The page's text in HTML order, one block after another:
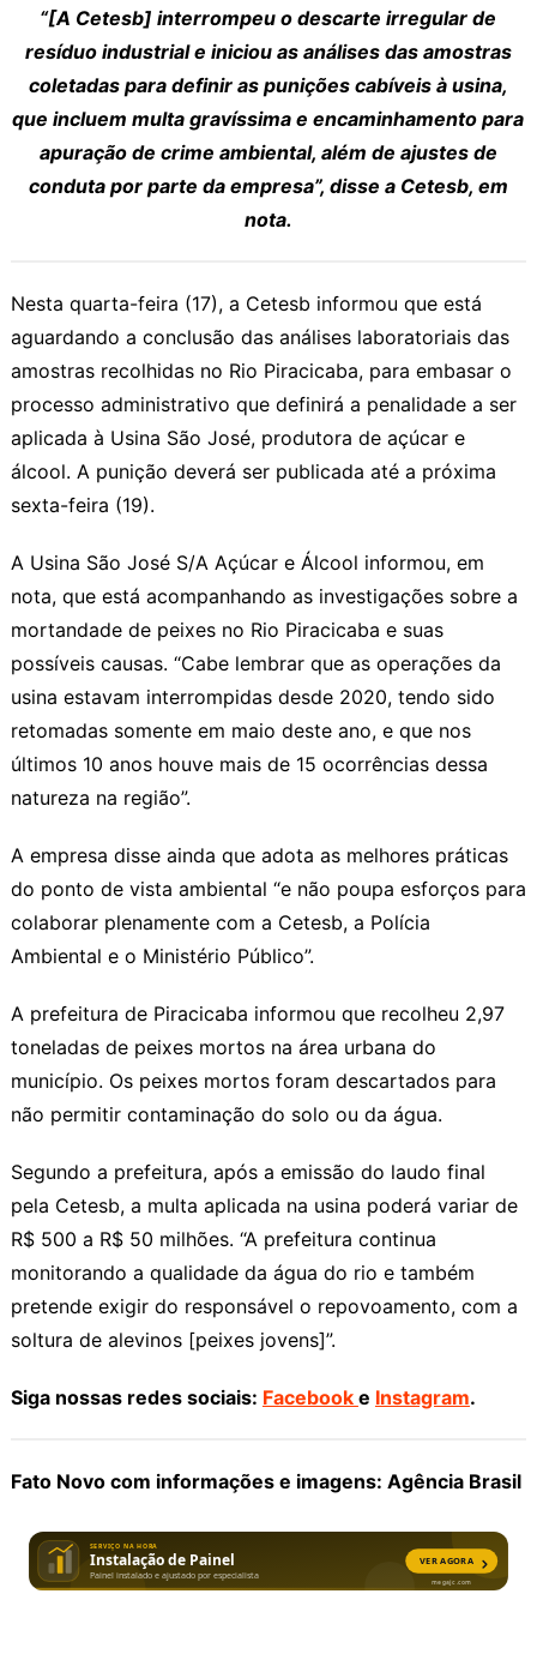
“[A Cetesb] interrompeu o descarte irregular de
resíduo industrial e iniciou as análises das amostras
coletadas para definir as punições cabíveis à usina,
que incluem multa gravíssima e encaminhamento para
apuração de crime ambiental, além de ajustes de
conduta por parte da empresa”, disse a Cetesb, em
nota.
Nesta quarta-feira (17), a Cetesb informou que está
aguardando a conclusão das análises laboratoriais das
amostras recolhidas no Rio Piracicaba, para embasar o
processo administrativo que definirá a penalidade a ser
aplicada à Usina São José, produtora de açúcar e
álcool. A punição deverá ser publicada até a próxima
sexta-feira (19).
A Usina São José S/A Açúcar e Álcool informou, em
nota, que está acompanhando as investigações sobre a
mortandade de peixes no Rio Piracicaba e suas
possíveis causas. “Cabe lembrar que as operações da
usina estavam interrompidas desde 2020, tendo sido
retomadas somente em maio deste ano, e que nos
últimos 10 anos houve mais de 15 ocorrências dessa
natureza na região”.
A empresa disse ainda que adota as melhores práticas
do ponto de vista ambiental “e não poupa esforços para
colaborar plenamente com a Cetesb, a Polícia
Ambiental e o Ministério Público”.
A prefeitura de Piracicaba informou que recolheu 2,97
toneladas de peixes mortos na área urbana do
município. Os peixes mortos foram descartados para
não permitir contaminação do solo ou da água.
Segundo a prefeitura, após a emissão do laudo final
pela Cetesb, a multa aplicada na usina poderá variar de
R$ 500 a R$ 50 milhões. “A prefeitura continua
monitorando a qualidade da água do rio e também
pretende exigir do responsável o repovoamento, com a
soltura de alevinos [peixes jovens]”.
Siga nossas redes sociais: Facebook e Instagram.
Fato Novo com informações e imagens: Agência Brasil